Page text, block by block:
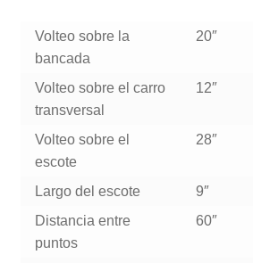
Volteo sobre la
bancada
20″
Volteo sobre el carro
transversal
12″
Volteo sobre el
escote
28″
Largo del escote
9″
Distancia entre
puntos
60″